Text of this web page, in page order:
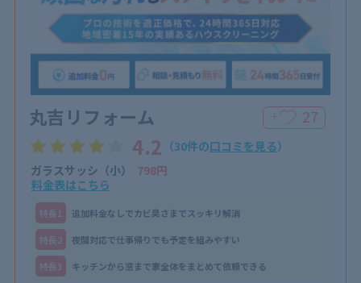
丸吉リフォーム ＋ 27
4.2 （30件の口コミを見る）
ガラスサッシ（小）
798円
料金表はこちら
特⻑1 追加料金なしでカビ臭さまでスッキリ解消
特⻑2 夜間対応で仕事帰りでも予定を組みやすい
特⻑3 キッチンから窓まで家全体をまとめて依頼できる